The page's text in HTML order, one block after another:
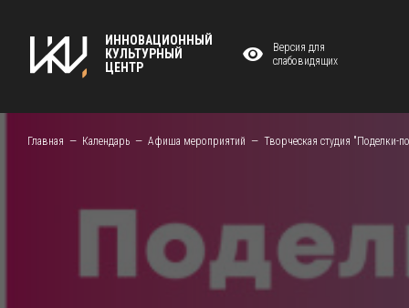
ИННОВАЦИОННЫЙ
КУЛЬТУРНЫЙ
ЦЕНТР
Версия для
слабовидящих
Главная Календарь Афиша мероприятий Творческая студия "Поделки-